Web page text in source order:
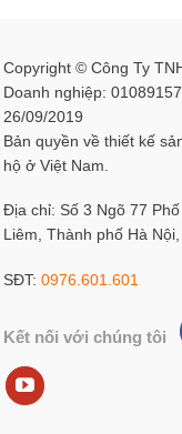
Copyright © Công Ty
Doanh nghiệp:
26/09/2019
Bản quyền về thiết kế
hộ ở Việt Nam.
Địa chỉ: Số 3 Ngõ 77
Liêm, Thành phố Hà
SĐT: 0976.601.601
Kết nối với chúng tôi